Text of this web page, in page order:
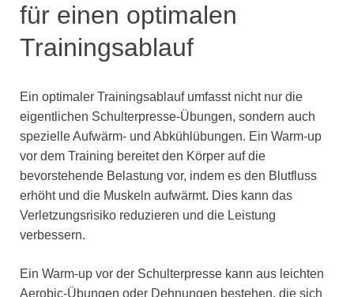
für einen optimalen
Trainingsablauf
Ein optimaler Trainingsablauf umfasst nicht nur die
eigentlichen Schulterpresse-Übungen, sondern auch
spezielle Aufwärm- und Abkühlübungen. Ein Warm-up
vor dem Training bereitet den Körper auf die
bevorstehende Belastung vor, indem es den Blutfluss
erhöht und die Muskeln aufwärmt. Dies kann das
Verletzungsrisiko reduzieren und die Leistung
verbessern.
Ein Warm-up vor der Schulterpresse kann aus leichten
Aerobic-Übungen oder Dehnungen bestehen, die sich